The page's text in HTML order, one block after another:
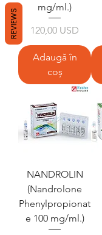
mg/ml.)
Preț
120,00 USD
Adaugă în
coș
NANDROLIN
(Nandrolone
Phenylpropionat
e 100 mg/ml.)
REVIEWS